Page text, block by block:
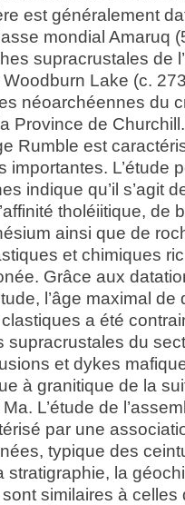
est généralement
mondial Amaruq
supracrustales de
Lake (c.
néoarchéennes du
Province de
Rumble est
importantes. L’étude
indique qu’il s’agit
tholéiitique, de
ainsi que de
et chimiques
Grâce aux
l’âge maximal de
a été
supracrustales du
et dykes
à granitique de la
L’étude de
par une
typique des
la
sont similaires à celles